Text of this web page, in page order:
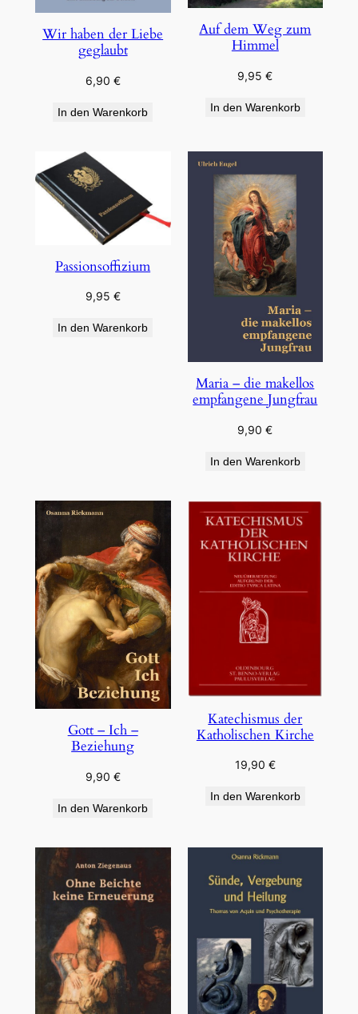
Wir haben der Liebe
geglaubt
6,90 €
In den Warenkorb
Auf dem Weg zum
Himmel
9,95€
In den Warenkorb
Passionsoffizium
9,95 €
In den Warenkorb
Maria – die makellos
empfangene Jungfrau
9,90€
In den Warenkorb
Gott – Ich –
Beziehung
9,90 €
In den Warenkorb
Katechismus der
Katholischen Kirche
19,90 €
In den Warenkorb